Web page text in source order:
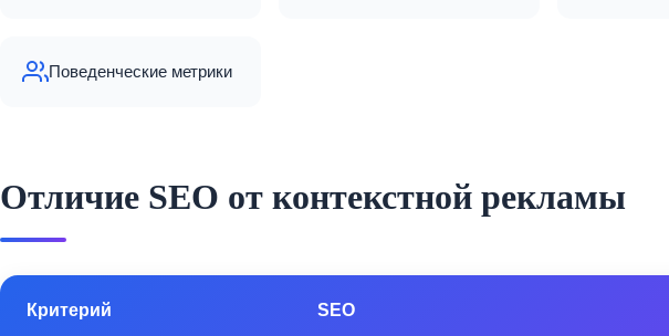
Поведенческие метрики
Отличие SEO от контекстной рекламы
Критерий SEO